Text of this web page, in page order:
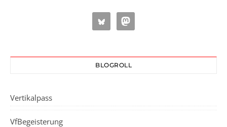
BLOGROLL
Vertikalpass
VfBegeisterung